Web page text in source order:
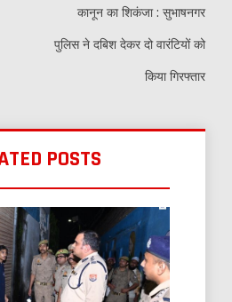
कानून का शिकंजा : सुभाषनगर
पुलिस ने दबिश देकर दो वारंटियों को
किया गिरफ्तार
POSTS